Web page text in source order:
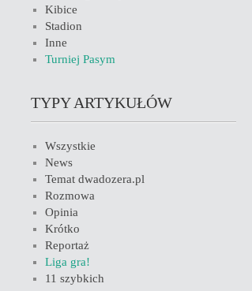
Kibice
Stadion
Inne
Turniej Pasym
TYPY ARTYKUŁÓW
Wszystkie
News
Temat dwadozera.pl
Rozmowa
Opinia
Krótko
Reportaż
Liga gra!
11 szybkich